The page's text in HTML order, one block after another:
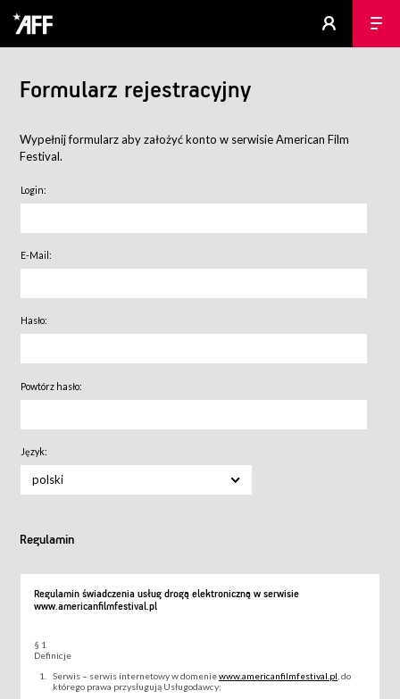
Formularz rejestracyjny
Wypełnij formularz aby założyć konto w serwisie American Film
Festival.
Login:
E-Mail:
Hasło:
Powtórz hasło:
Język:
polski
Regulamin
Regulamin świadczenia usług drogą elektroniczną w serwisie
www.americanfilmfestival.pl
§ 1
Definicje
Serwis – serwis internetowy w domeniewww.americanfilmfestival.pl , do
którego prawa przysługują Usługodawcy;